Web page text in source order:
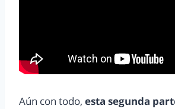
Aún con todo, esta segunda